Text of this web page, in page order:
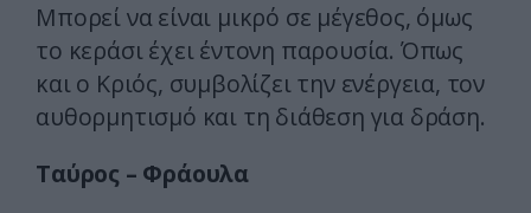
Μπορεί να είναι μικρό σε μέγεθος, όμως
το κεράσι έχει έντονη παρουσία. Όπως
και ο Κριός, συμβολίζει την ενέργεια, τον
αυθορμητισμό και τη διάθεση για δράση.
Ταύρος – Φράουλα